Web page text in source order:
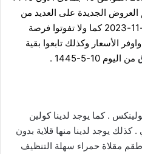
العروض الجديدة على العديد من
المنتجات المتعددة من اليوم 24-11-2023 كما ولا تفوتوا فرصة
الأسعار وكذلك تابعوا بقية
من اليوم 10-5-1445 .
. كما يوجد لدينا كولين
ذهبي . كذلك يوجد لدينا منها قلاية بدون
طقم مقلاة حمراء سهلة التنظيف